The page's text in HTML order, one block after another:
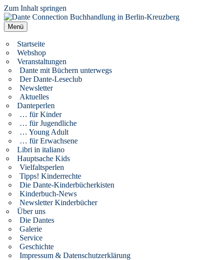
Zum Inhalt springen
Dante Connection Buchhandlung in Berlin-Kreuzberg
Literatur aus Italien und anderen Kulturen
Menü
Startseite
Webshop
Veranstaltungen
Dante mit Büchern unterwegs
Der Dante-Leseclub
Newsletter
Aktuelles
Danteperlen
… für Kinder
… für Jugendliche
… Young Adult
… für Erwachsene
Libri in italiano
Hauptsache Kids
Vielfaltsperlen
Tipps! Kinderrechte
Die Dante-Kinderbücherkisten
Kinderbuch-News
Newsletter Kinderbücher
Über uns
Die Dantes
Galerie
Service
Geschichte
Impressum & Datenschutzerklärung